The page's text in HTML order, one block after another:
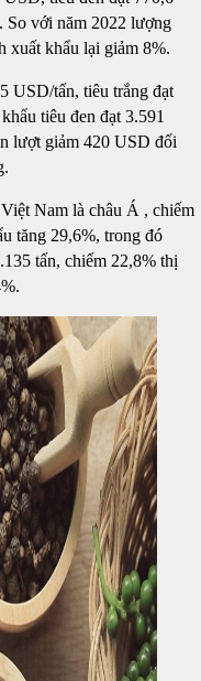
So với năm 2022 lượng
xuất khẩu lại giảm 8%.
USD/tấn, tiêu trắng đạt
tiêu đen đạt 3.591
lượt giảm 420 USD đối
Nam là châu Á , chiếm
tăng 29,6%, trong đó
tấn, chiếm 22,8% thị